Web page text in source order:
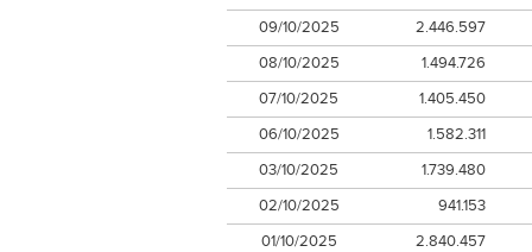
09/10/2025
2.446.597
08/10/2025
1.494.726
07/10/2025
1.405.450
06/10/2025
1.582.311
03/10/2025
1.739.480
02/10/2025
941.153
01/10/2025
2.840.457